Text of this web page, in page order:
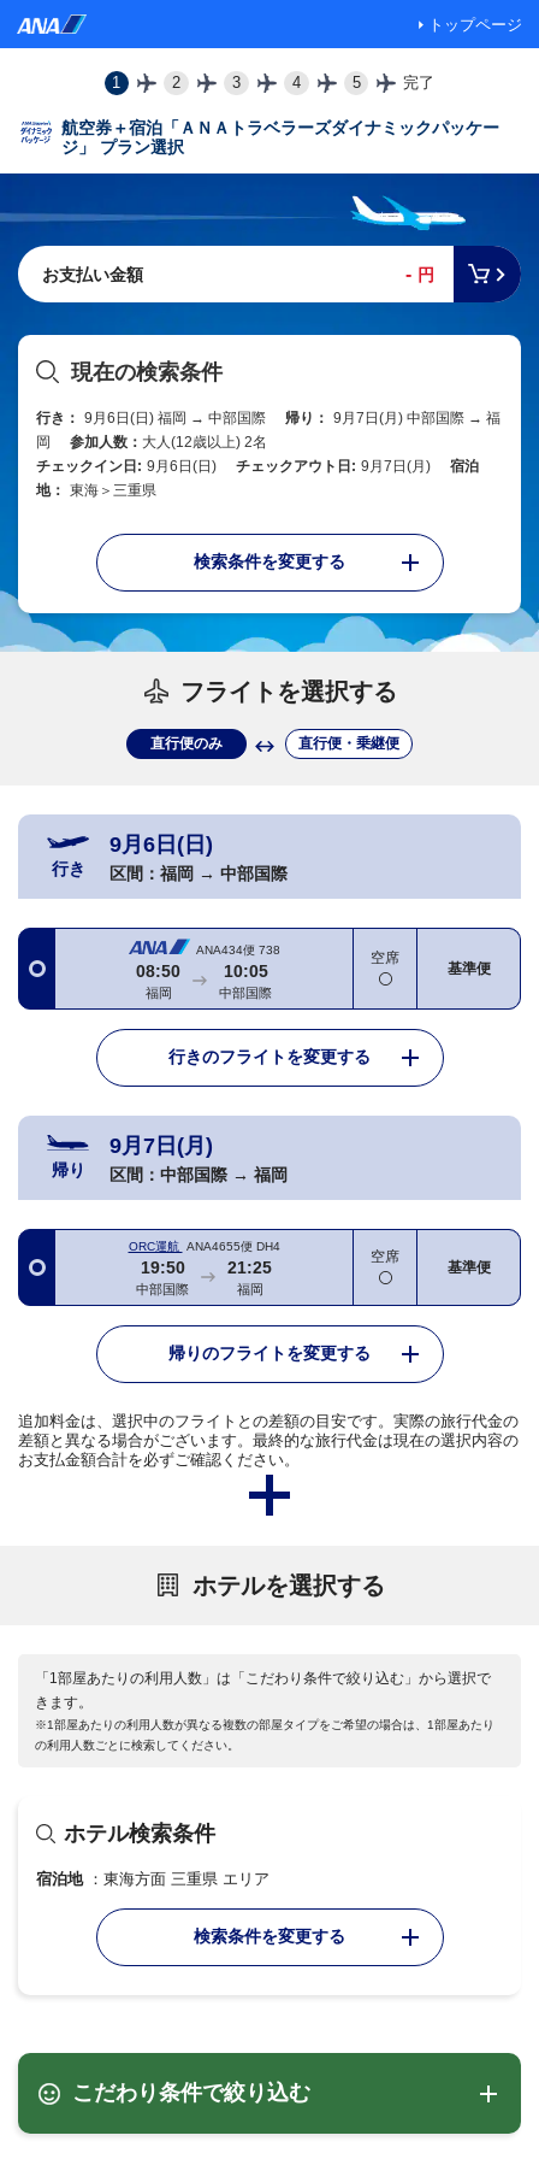
トップページ
1 2 3 4 5 完了
航空券＋宿泊「ＡＮＡトラベラーズダイナミックパッケー
ジ」 プラン選択
お支払い金額 - 円
現在の検索条件
行き： 9月6日(日) 福岡 → 中部国際 帰り： 9月7日(月) 中部国際 → 福
岡
参加人数： 大人(12歳以上) 2名
チェックイン日: 9月6日(日) チェックアウト日: 9月7日(月)
宿泊
地： 東海＞三重県
検索条件を変更する
フライトを選択する
直行便のみ 直行便・乗継便
行き
9月6日(日)
区間： 福岡 → 中部国際
ANA434便 738
08:50
福岡
10:05
中部国際
空席
基準便
行きのフライトを変更する
帰り
9月7日(月)
区間： 中部国際 → 福岡
ORC運航 ANA4655便 DH4
19:50
中部国際
21:25
福岡
空席
基準便
帰りのフライトを変更する
追加料金は、選択中のフライトとの差額の目安です。実際の旅行代金の
差額と異なる場合がございます。最終的な旅行代金は現在の選択内容の
お支払金額合計を必ずご確認ください。
ホテルを選択する
「1部屋あたりの利用人数」は「こだわり条件で絞り込む」から選択で
きます。
※1部屋あたりの利用人数が異なる複数の部屋タイプをご希望の場合は、1部屋あたり
の利用人数ごとに検索してください。
ホテル検索条件
宿泊地 東海方面 三重県 エリア
検索条件を変更する
こだわり条件で絞り込む